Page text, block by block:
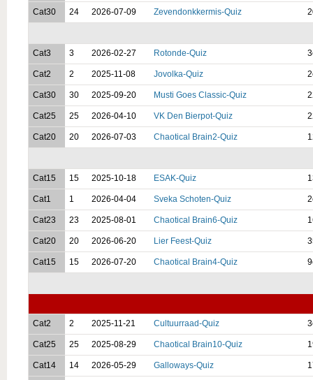
Cat30 24 2026-07-09 Zevendonkkermis-Quiz
Cat3 3 2026-02-27 Rotonde-Quiz
Cat2 2 2025-11-08 Jovolka-Quiz
Cat30 30 2025-09-20 Musti Goes Classic-Quiz
Cat25 25 2026-04-10 VK Den Bierpot-Quiz
Cat20 20 2026-07-03 Chaotical Brain2-Quiz
Cat15 15 2025-10-18 ESAK-Quiz
Cat1 1 2026-04-04 Sveka Schoten-Quiz
Cat23 23 2025-08-01 Chaotical Brain6-Quiz
Cat20 20 2026-06-20 Lier Feest-Quiz
Cat15 15 2026-07-20 Chaotical Brain4-Quiz
Cat2 2 2025-11-21 Cultuurraad-Quiz
Cat25 25 2025-08-29 Chaotical Brain10-Quiz
Cat14 14 2026-05-29 Galloways-Quiz